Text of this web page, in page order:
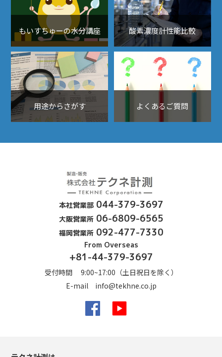
もいすちゅーの水分講座 酸素濃度計性能比較
用途からさがす よくあるご質問
本社営業部 044-379-3697
大阪営業所 06-6809-6565
福岡営業所 092-477-7330
From Overseas
+81-44-379-3697
受付時間 9:00~17:00（土日祝日を除く）
E-mail info@tekhne.co.jp
Facebook